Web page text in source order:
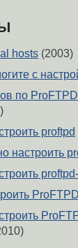
hosts (2003)
с
по
proftpd
настроить